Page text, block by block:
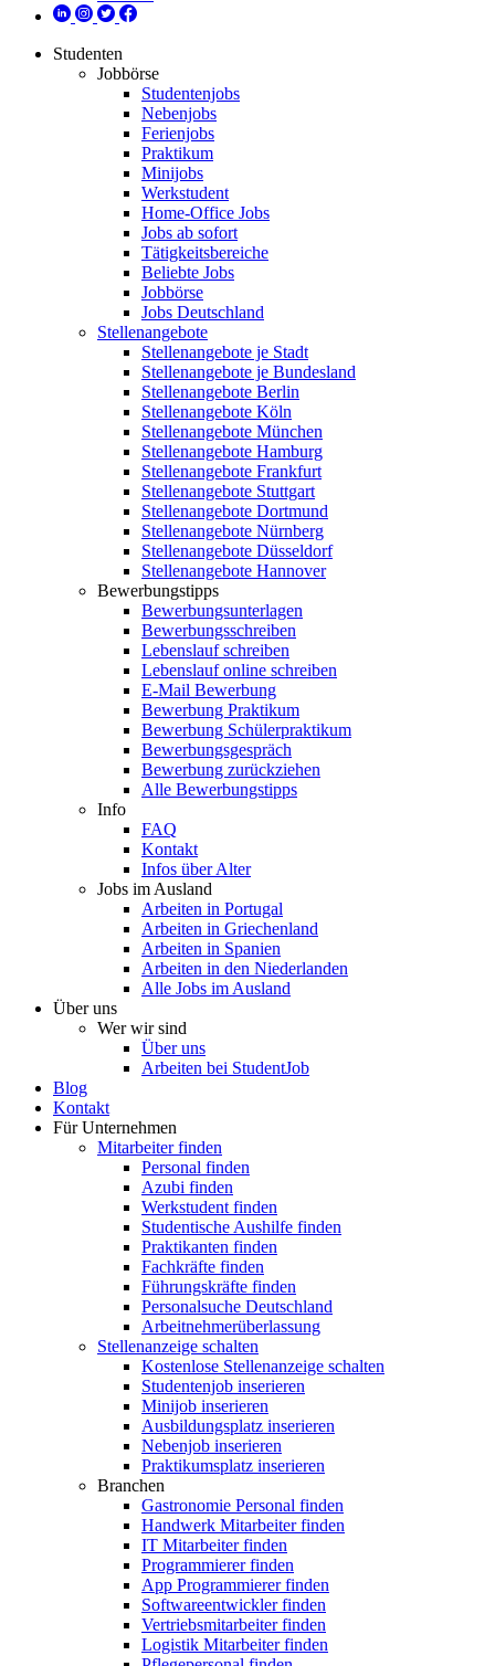
Studenten
Jobbörse
Studentenjobs
Nebenjobs
Ferienjobs
Praktikum
Minijobs
Werkstudent
Home-Office Jobs
Jobs ab sofort
Tätigkeitsbereiche
Beliebte Jobs
Jobbörse
Jobs Deutschland
Stellenangebote
Stellenangebote je Stadt
Stellenangebote je Bundesland
Stellenangebote Berlin
Stellenangebote Köln
Stellenangebote München
Stellenangebote Hamburg
Stellenangebote Frankfurt
Stellenangebote Stuttgart
Stellenangebote Dortmund
Stellenangebote Nürnberg
Stellenangebote Düsseldorf
Stellenangebote Hannover
Bewerbungstipps
Bewerbungsunterlagen
Bewerbungsschreiben
Lebenslauf schreiben
Lebenslauf online schreiben
E-Mail Bewerbung
Bewerbung Praktikum
Bewerbung Schülerpraktikum
Bewerbungsgespräch
Bewerbung zurückziehen
Alle Bewerbungstipps
Info
FAQ
Kontakt
Infos über Alter
Jobs im Ausland
Arbeiten in Portugal
Arbeiten in Griechenland
Arbeiten in Spanien
Arbeiten in den Niederlanden
Alle Jobs im Ausland
Über uns
Wer wir sind
Über uns
Arbeiten bei StudentJob
Blog
Kontakt
Für Unternehmen
Mitarbeiter finden
Personal finden
Azubi finden
Werkstudent finden
Studentische Aushilfe finden
Praktikanten finden
Fachkräfte finden
Führungskräfte finden
Personalsuche Deutschland
Arbeitnehmerüberlassung
Stellenanzeige schalten
Kostenlose Stellenanzeige schalten
Studentenjob inserieren
Minijob inserieren
Ausbildungsplatz inserieren
Nebenjob inserieren
Praktikumsplatz inserieren
Branchen
Gastronomie Personal finden
Handwerk Mitarbeiter finden
IT Mitarbeiter finden
Programmierer finden
App Programmierer finden
Softwareentwickler finden
Vertriebsmitarbeiter finden
Logistik Mitarbeiter finden